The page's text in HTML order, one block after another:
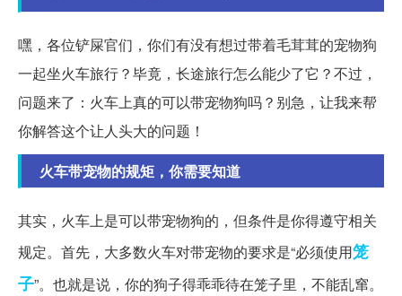
嘿，各位铲屎官们，你们有没有想过带着毛茸茸的宠物狗
一起坐火车旅行？毕竟，长途旅行怎么能少了它？不过，
问题来了：火车上真的可以带宠物狗吗？别急，让我来帮
你解答这个让人头大的问题！
火车带宠物的规矩，你需要知道
其实，火车上是可以带宠物狗的，但条件是你得遵守相关
规定。首先，大多数火车对带宠物的要求是“必须使用笼
子”。也就是说，你的狗子得乖乖待在笼子里，不能乱窜。